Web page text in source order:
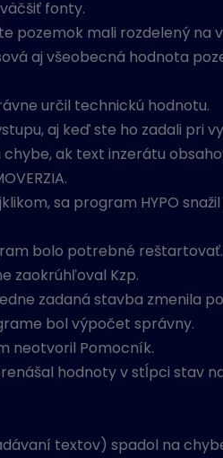
fonty.
pozemok mali rozdelený na
aj všeobecná hodnota
určil technickú hodnotu.
aj keď ste ho zadali pri
ak text inzerátu
sa program HYPO
bolo potrebné reštartovať.
zaokrúhľoval Kzp.
zadaná stavba zmenila
bol výpočet správny.
neotvoril Pomocník.
hodnoty v stĺpci stav
textov) spadol na